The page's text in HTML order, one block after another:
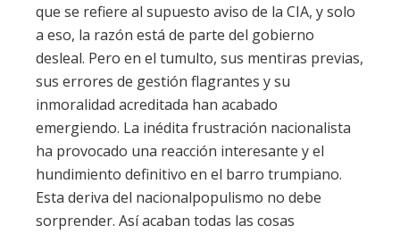
que se refiere al supuesto aviso de la CIA, y solo
a eso, la razón está de parte del gobierno
desleal. Pero en el tumulto, sus mentiras previas,
sus errores de gestión flagrantes y su
inmoralidad acreditada han acabado
emergiendo. La inédita frustración nacionalista
ha provocado una reacción interesante y el
hundimiento definitivo en el barro trumpiano.
Esta deriva del nacionalpopulismo no debe
sorprender. Así acaban todas las cosas